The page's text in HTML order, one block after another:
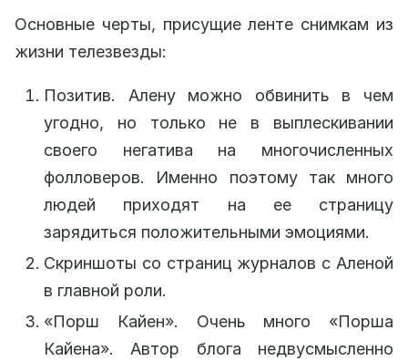
Основные черты, присущие ленте снимкам из
жизни телезвезды:
Позитив. Алену можно обвинить в чем
угодно, но только не в выплескивании
своего негатива на многочисленных
фолловеров. Именно поэтому так много
людей приходят на ее страницу
зарядиться положительными эмоциями.
Скриншоты со страниц журналов с Аленой
в главной роли.
«Порш Кайен». Очень много «Порша
Кайена». Автор блога недвусмысленно